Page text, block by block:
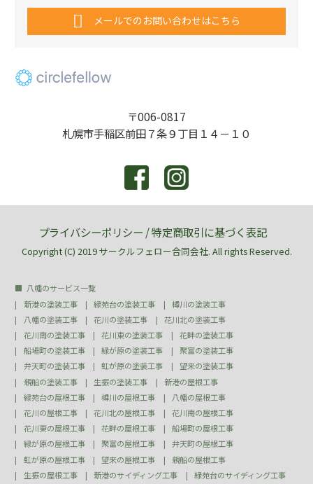
〒006-0817
札幌市手稲区前田７条９丁目１４－１０
メールでのお問い合わせはこちら
プライバシーポリシー /特定商取引に基づく表記
Copyright (C) 2019 サークルフェロー合同会社. All rights Reserved.
八幡のサービス一覧
新港の塗装工事
緑苑台の塗装工事
樽川の塗装工事
八幡の塗装工事
花川の塗装工事
花川北の塗装工事
花川南の塗装工事
花川東の塗装工事
花畔の塗装工事
船場町の塗装工事
緑が原の塗装工事
聚富の塗装工事
弁天町の塗装工事
虹が原の塗装工事
望来の塗装工事
親船の塗装工事
生振の塗装工事
新港の屋根工事
緑苑台の屋根工事
樽川の屋根工事
八幡の屋根工事
花川の屋根工事
花川北の屋根工事
花川南の屋根工事
花川東の屋根工事
花畔の屋根工事
船場町の屋根工事
緑が原の屋根工事
聚富の屋根工事
弁天町の屋根工事
虹が原の屋根工事
望来の屋根工事
親船の屋根工事
生振の屋根工事
新港のサイディング工事 緑苑台のサイディング工事